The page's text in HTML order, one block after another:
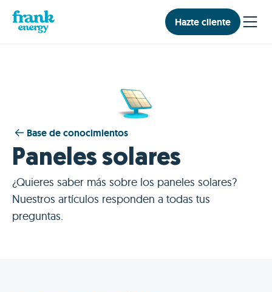
Hazte cliente
Base de conocimientos
Paneles solares
¿Quieres saber más sobre los paneles solares?
Nuestros artículos responden a todas tus
preguntas.